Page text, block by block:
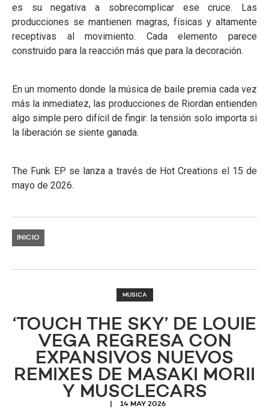
es su negativa a sobrecomplicar ese cruce. Las
producciones se mantienen magras, físicas y altamente
receptivas al movimiento. Cada elemento parece
construido para la reacción más que para la decoración.
En un momento donde la música de baile premia cada vez
más la inmediatez, las producciones de Riordan entienden
algo simple pero difícil de fingir: la tensión solo importa si
la liberación se siente ganada.
The Funk EP se lanza a través de Hot Creations el 15 de
mayo de 2026.
INICIO
MUSICA
‘TOUCH THE SKY’ DE LOUIE
VEGA REGRESA CON
EXPANSIVOS NUEVOS
REMIXES DE MASAKI MORII
Y MUSCLECARS
14 MAY 2026